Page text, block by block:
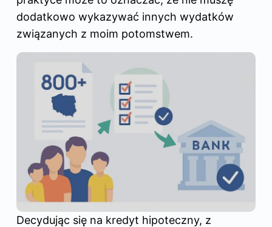
dodatkowo wykazywać innych wydatków
związanych z moim potomstwem.
Decydując się na kredyt hipoteczny, z